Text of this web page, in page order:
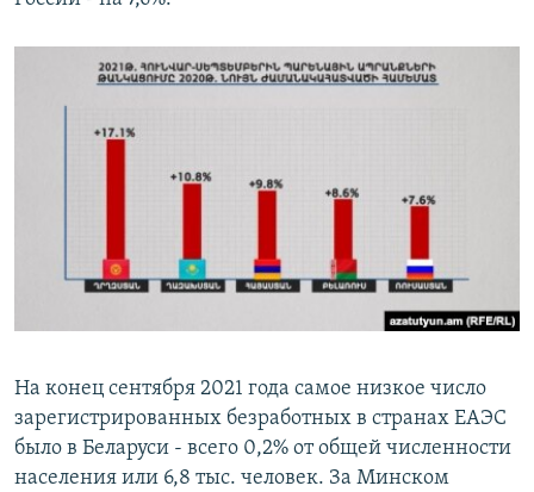
На конец сентября 2021 года самое низкое число
зарегистрированных безработных в странах ЕАЭС
было в Беларуси - всего 0,2% от общей численности
населения или 6,8 тыс. человек. За Минском